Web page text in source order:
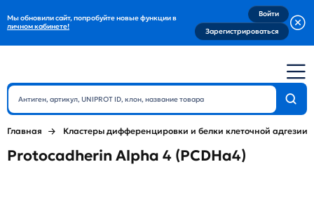
Мы обновили сайт, попробуйте новые функции в
личном кабинете!
Войти
Зарегистрироваться
Главная Кластеры дифференцировки и белки клеточной адгезии
Protocadherin Alpha 4 (PCDHa4)